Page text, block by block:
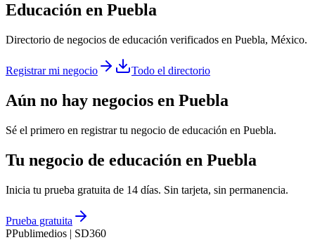
Educación en Puebla
Directorio de negocios de educación verificados en Puebla, México.
Registrar mi negocio Todo el directorio
Aún no hay negocios en Puebla
Sé el primero en registrar tu negocio de educación en Puebla.
Tu negocio de educación en Puebla
Inicia tu prueba gratuita de 14 días. Sin tarjeta, sin permanencia.
Prueba gratuita
PPublimedios | SD360